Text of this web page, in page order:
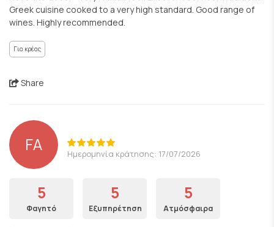
Greek cuisine cooked to a very high standard. Good range of
wines. Highly recommended.
Για κρέας
Share
FA Ημερομηνία κράτησης: 17/07/2026
5
Φαγητό
5
Εξυπηρέτηση
5
Ατμόσφαιρα